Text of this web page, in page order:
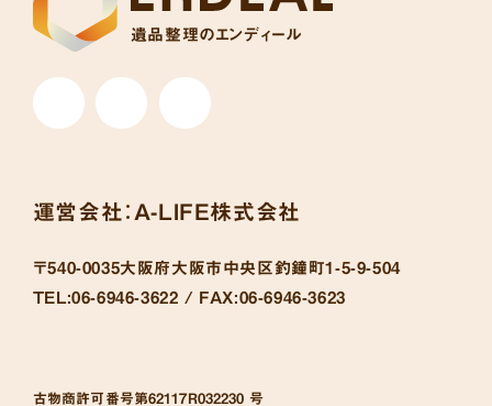
遺品整理のエンディール
運営会社： A-LIFE株式会社
〒540-0035大阪府大阪市中央区釣鐘町1-5-9-504
TEL:06-6946-3622 / FAX:06-6946-3623
古物商許可番号第62117R032230 号